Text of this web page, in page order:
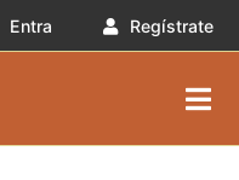
Entra Regístrate